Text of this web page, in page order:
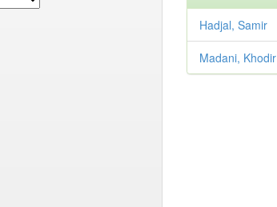
Hadjal, Samir
Madani, Khodir